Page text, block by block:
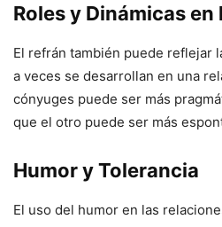
Roles y Dinámicas en
El refrán también puede reflejar
a veces se desarrollan en una
cónyuges puede ser más
que el otro puede ser más
Humor y Tolerancia
El uso del humor en las